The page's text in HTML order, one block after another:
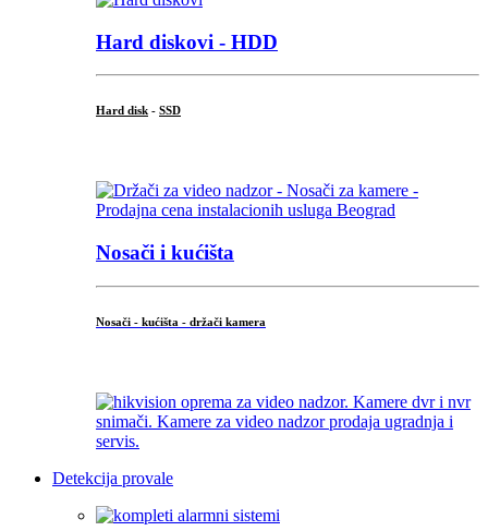
Hard diskovi - HDD
Hard disk - SSD
Nosači i kućišta
Nosači - kućišta - držači kamera
Detekcija provale